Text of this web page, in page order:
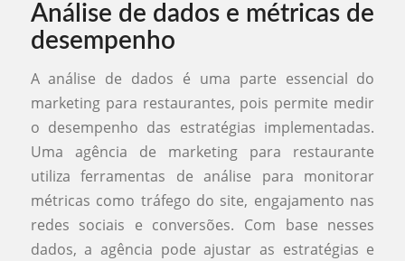
Análise de dados e métricas de
desempenho
A análise de dados é uma parte essencial do
marketing para restaurantes, pois permite medir
o desempenho das estratégias implementadas.
Uma agência de marketing para restaurante
utiliza ferramentas de análise para monitorar
métricas como tráfego do site, engajamento nas
redes sociais e conversões. Com base nesses
dados, a agência pode ajustar as estratégias e